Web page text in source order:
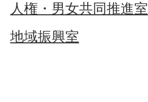
人権・男女共同推進室
地域振興室